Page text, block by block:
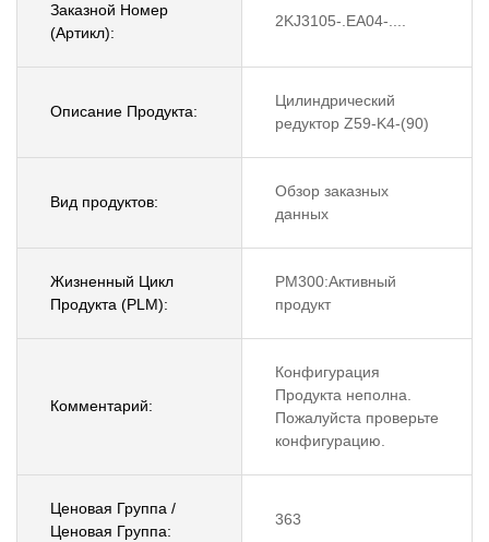
Заказной Номер
(Артикл):
2KJ3105-.EA04-....
Описание Продукта:
Цилиндрический
редуктор Z59-K4-(90)
Вид продуктов:
Обзор заказных
данных
Жизненный Цикл
Продукта (PLM):
PM300:Активный
продукт
Комментарий:
Конфигурация
Продукта неполна.
Пожалуйста проверьте
конфигурацию.
Ценовая Группа /
Ценовая Группа:
363